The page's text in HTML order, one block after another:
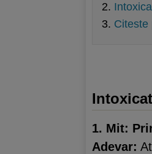
Citeste
1. Mit:
Adevar: